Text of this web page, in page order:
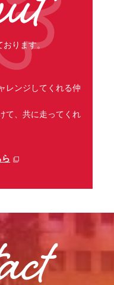
おります。
レンジしてくれる仲
て、共に走ってくれ